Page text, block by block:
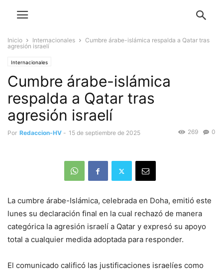
Inicio Internacionales
Cumbre árabe-islámica respalda a Qatar tras
agresión israelí
Internacionales
Cumbre árabe-islámica
respalda a Qatar tras
agresión israelí
Por Redaccion-HV - 15 de septiembre de 2025 0
269
La cumbre árabe-Islámica, celebrada en Doha, emitió este
lunes su declaración final en la cual rechazó de manera
categórica la agresión israelí a Qatar y expresó su apoyo
total a cualquier medida adoptada para responder.
El comunicado calificó las justificaciones israelíes como